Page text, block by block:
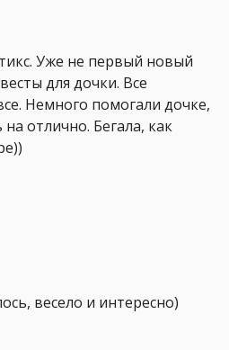
Уже не первый новый
для дочки. Все
Немного помогали дочке,
отлично. Бегала, как
весело и интересно)